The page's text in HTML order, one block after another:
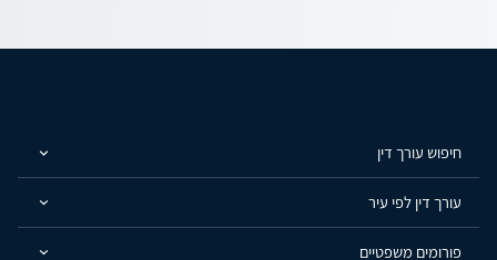
חיפוש עורך דין
עורך דין לפי עיר
פורומים משפטיים